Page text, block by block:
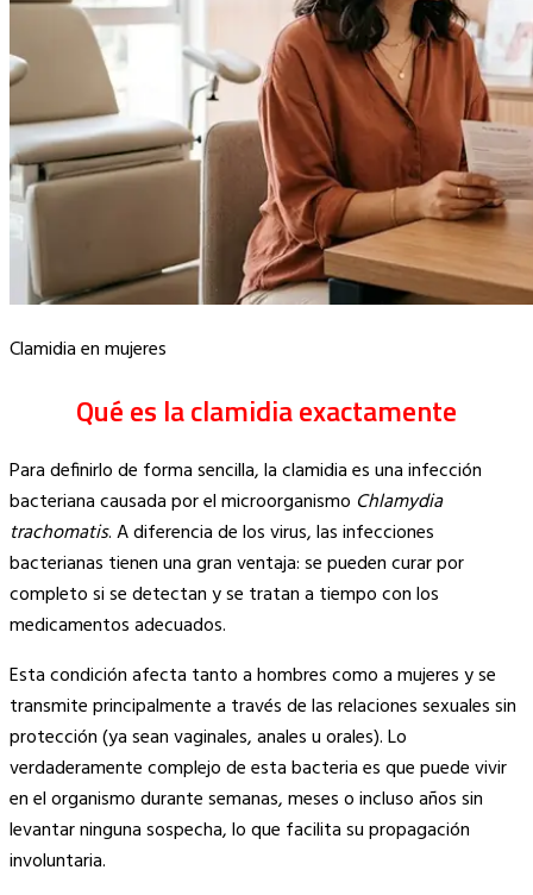
Clamidia en mujeres
Qué es la clamidia exactamente
Para definirlo de forma sencilla, la clamidia es una infección
bacteriana causada por el microorganismo Chlamydia
trachomatis. A diferencia de los virus, las infecciones
bacterianas tienen una gran ventaja: se pueden curar por
completo si se detectan y se tratan a tiempo con los
medicamentos adecuados.
Esta condición afecta tanto a hombres como a mujeres y se
transmite principalmente a través de las relaciones sexuales sin
protección (ya sean vaginales, anales u orales). Lo
verdaderamente complejo de esta bacteria es que puede vivir
en el organismo durante semanas, meses o incluso años sin
levantar ninguna sospecha, lo que facilita su propagación
involuntaria.